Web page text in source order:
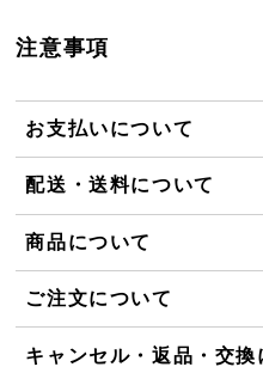
注意事項
お支払いについて
配送・送料について
商品について
ご注文について
キャンセル・返品・交換